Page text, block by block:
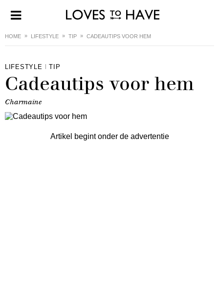
HOME LIFESTYLE TIP CADEAUTIPS VOOR HEM
LIFESTYLE TIP
Cadeautips voor hem
Charmaine
Artikel begint onder de advertentie